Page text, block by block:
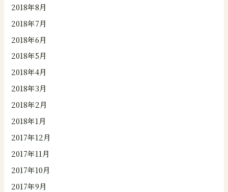
2018年8月
2018年7月
2018年6月
2018年5月
2018年4月
2018年3月
2018年2月
2018年1月
2017年12月
2017年11月
2017年10月
2017年9月